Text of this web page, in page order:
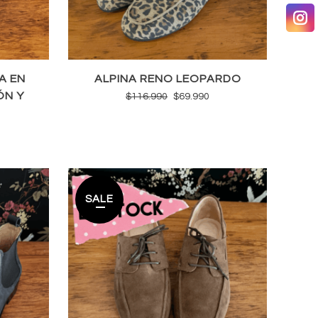
EN
Y
ALPINA RENO LEOPARDO
$116.990 El
$116.990.
$69.990
$69.990.
SALE